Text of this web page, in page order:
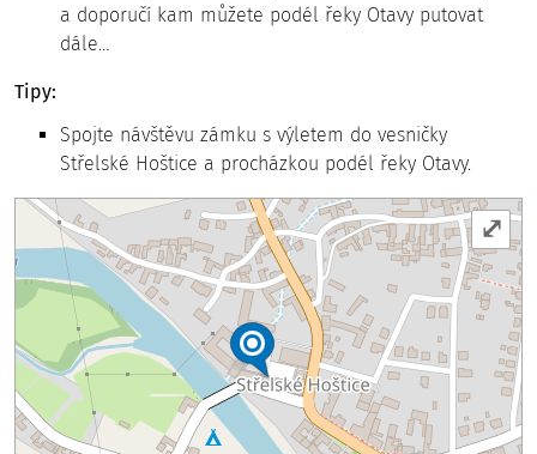
⤢
a doporučí kam můžete podél řeky Otavy putovat
dále…
Tipy:
Spojte návštěvu zámku s výletem do vesničky
Střelské Hoštice a procházkou podél řeky Otavy.